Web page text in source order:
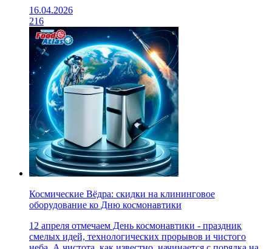
16.04.2026
216
Космические Вёдра: скидки на клининговое
оборудование ко Дню космонавтики
12 апреля отмечаем День космонавтики - праздник
смелых идей, технологических прорывов и чистого